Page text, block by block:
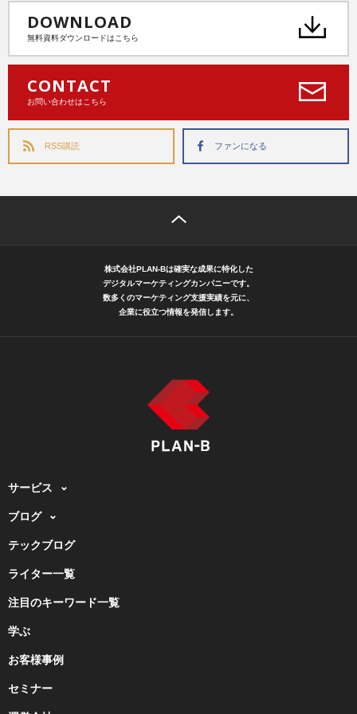
DOWNLOAD
無料資料ダウンロードはこちら
CONTACT
お問い合わせはこちら
RSS購読 ファンになる
株式会社PLAN-Bは確実な成果に特化した
デジタルマーケティングカンパニーです。
数多くのマーケティング支援実績を元に、
企業に役立つ情報を発信します。
サービス
ブログ
テックブログ
ライター一覧
注目のキーワード一覧
学ぶ
お客様事例
セミナー